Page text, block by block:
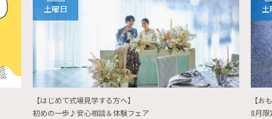
土曜日
【はじめて式場見学する方へ】
初めの一歩♪安心相談＆体験フェア
土
【お
8月限